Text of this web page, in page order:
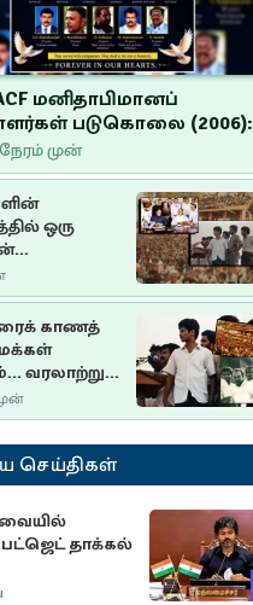
மனிதாபிமானப்
படுகொலை (2006):
நீதி
மனிதாபிமானப்
முன்
ஒரு
:
பிரகடனம்
பாடம்
காணத்
வரலாற்றுச்
சுதுமலைப்
செய்திகள்
தாக்கல்